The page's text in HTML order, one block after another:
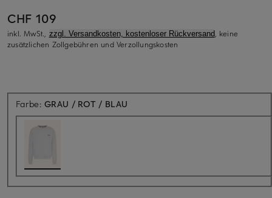
CHF 109
inkl. MwSt., zzgl. Versandkosten, kostenloser Rückversand, keine
zusätzlichen Zollgebühren und Verzollungskosten
Farbe:GRAU / ROT / BLAU